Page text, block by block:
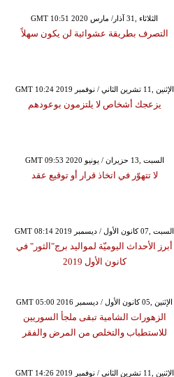
GMT 10:51 2020 الثلاثاء ,31 آذار/ مارس
التصرف بطريقة عشوائية لن يكون سهلاً
GMT 10:24 2019 الإثنين ,11 تشرين الثاني / نوفمبر
يزعجك أشخاص لا يلتزمون بوعودهم
GMT 09:53 2020 السبت ,13 حزيران / يونيو
لا تتهوّر في اتخاذ قرار أو توقيع عقد
GMT 08:14 2019 السبت ,07 كانون الأول / ديسمبر
أبرز الأحداث اليوميّة لمواليد برج"الثور" في
كانون الأول 2019
GMT 05:00 2016 الإثنين ,05 كانون الأول / ديسمبر
الزهورات الشامية تبقى ملجأ السوريين
للاستطباب والتخلص من المرض والفقر
GMT 14:26 2019 الإثنين ,11 تشرين الثاني / نوفمبر